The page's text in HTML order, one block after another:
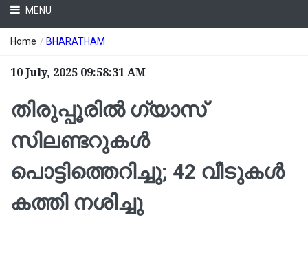
MENU
Home / BHARATHAM
10 July, 2025 09:58:31 AM
തിരുപ്പൂരിൽ ഗ്യാസ്
സിലണ്ടറുകൾ
പൊട്ടിത്തെറിച്ചു; 42 വീടുകൾ
കത്തി നശിച്ചു